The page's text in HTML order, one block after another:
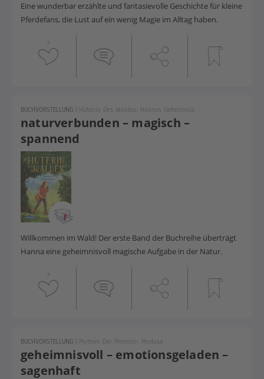
Eine wunderbar erzählte und fantasievolle Geschichte für kleine
Pferdefans, die Lust auf ein wenig Magie im Alltag haben.
7
naturverbunden – magisch –
spannend
BUCHVORSTELLUNG | Hüterin Des Waldes: Hannas Geheimnis
Willkommen im Wald! Der erste Band der Buchreihe überträgt
Hanna eine geheimnisvoll magische Aufgabe in der Natur.
7
geheimnisvoll – emotionsgeladen –
sagenhaft
BUCHVORSTELLUNG | Mythen Der Monster: Medusa